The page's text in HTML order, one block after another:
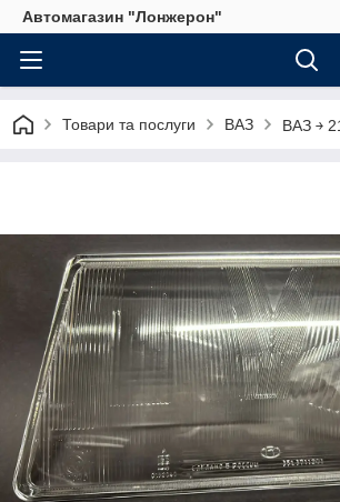
Автомагазин "Лонжерон"
Товари та послуги ВАЗ ВАЗ ￫